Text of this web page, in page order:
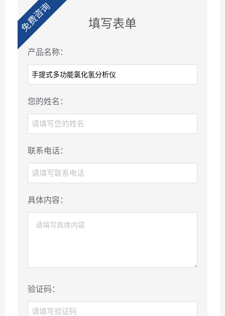
免费咨询 填写表单
产品名称：
您的姓名：
联系电话：
具体内容：
验证码：